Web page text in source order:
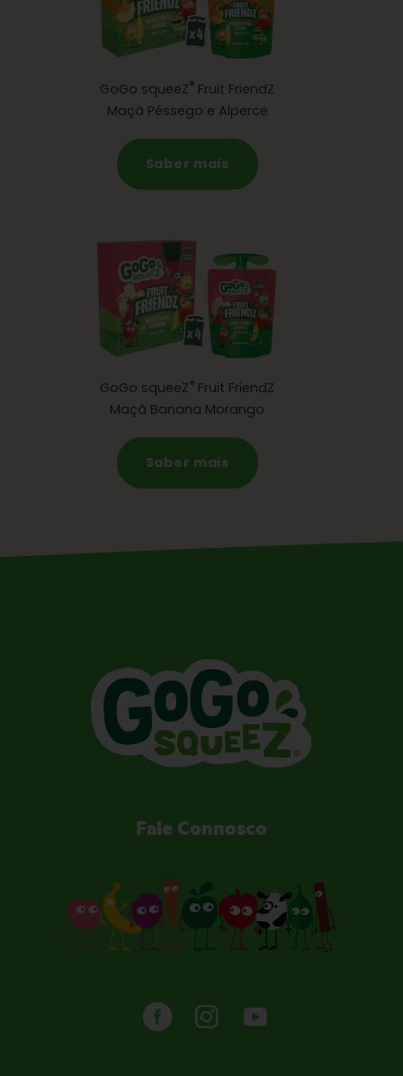
GoGo squeeZ® Fruit FriendZ
Maçã Pêssego e Alperce
Saber mais
GoGo squeeZ® Fruit FriendZ
Maçã Banana Morango
Saber mais
Fale Connosco